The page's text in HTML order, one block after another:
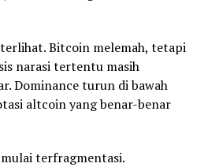
Bitcoin melemah, tetapi
narasi tertentu masih
Dominance turun di bawah
altcoin yang benar-benar
terfragmentasi.